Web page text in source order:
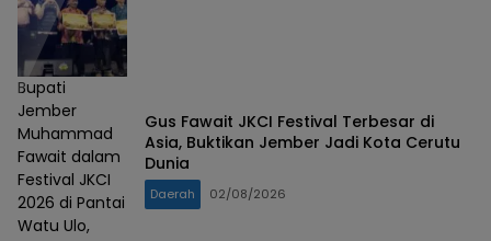
Bupati
Jember
Muhammad
Fawait dalam
Festival JKCI
2026 di Pantai
Watu Ulo,
Gus Fawait JKCI Festival Terbesar di
Asia, Buktikan Jember Jadi Kota Cerutu
Dunia
Daerah 02/08/2026